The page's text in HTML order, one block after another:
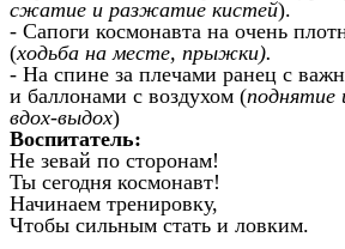
сжатие и разжатие кистей).
- Сапоги космонавта на очень
(ходьба на месте, прыжки).
- На спине за плечами ранец с
и баллонами с воздухом (поднятие
вдох-выдох)
Воспитатель:
Не зевай по сторонам!
Ты сегодня космонавт!
Начинаем тренировку,
Чтобы сильным стать и ловким.